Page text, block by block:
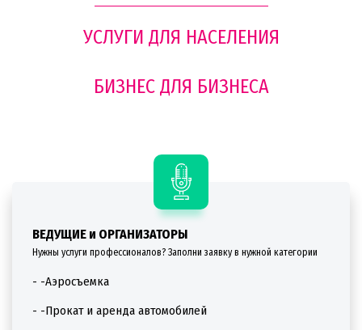
УСЛУГИ ДЛЯ НАСЕЛЕНИЯ
БИЗНЕС ДЛЯ БИЗНЕСА
ВЕДУЩИЕ и ОРГАНИЗАТОРЫ
Нужны услуги профессионалов? Заполни заявку в нужной категории
- -Аэросъемка
- -Прокат и аренда автомобилей